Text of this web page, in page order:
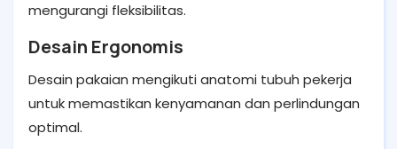
mengurangi fleksibilitas.
Desain Ergonomis
Desain pakaian mengikuti anatomi tubuh pekerja
untuk memastikan kenyamanan dan perlindungan
optimal.